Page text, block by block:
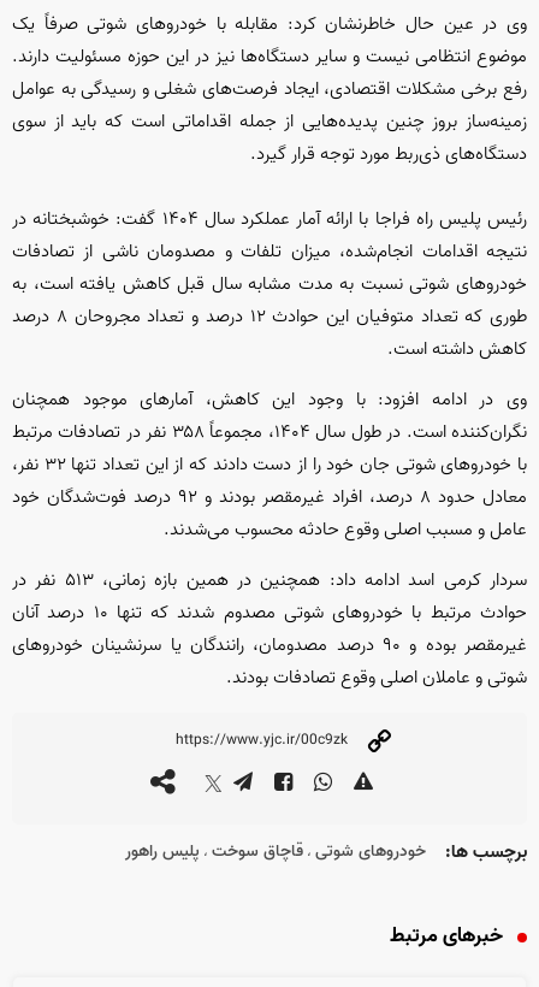
وی در عین حال خاطرنشان کرد: مقابله با خودروهای شوتی صرفاً یک
موضوع انتظامی نیست و سایر دستگاه‌ها نیز در این حوزه مسئولیت دارند.
رفع برخی مشکلات اقتصادی، ایجاد فرصت‌های شغلی و رسیدگی به عوامل
زمینه‌ساز بروز چنین پدیده‌هایی از جمله اقداماتی است که باید از سوی
دستگاه‌های ذی‌ربط مورد توجه قرار گیرد.
رئیس پلیس راه فراجا با ارائه آمار عملکرد سال ۱۴۰۴ گفت: خوشبختانه در
نتیجه اقدامات انجام‌شده، میزان تلفات و مصدومان ناشی از تصادفات
خودروهای شوتی نسبت به مدت مشابه سال قبل کاهش یافته است، به
طوری که تعداد متوفیان این حوادث ۱۲ درصد و تعداد مجروحان ۸ درصد
کاهش داشته است.
وی در ادامه افزود: با وجود این کاهش، آمارهای موجود همچنان
نگران‌کننده است. در طول سال ۱۴۰۴، مجموعاً ۳۵۸ نفر در تصادفات مرتبط
با خودروهای شوتی جان خود را از دست دادند که از این تعداد تنها ۳۲ نفر،
معادل حدود ۸ درصد، افراد غیرمقصر بودند و ۹۲ درصد فوت‌شدگان خود
عامل و مسبب اصلی وقوع حادثه محسوب می‌شدند.
سردار کرمی اسد ادامه داد: همچنین در همین بازه زمانی، ۵۱۳ نفر در
حوادث مرتبط با خودروهای شوتی مصدوم شدند که تنها ۱۰ درصد آنان
غیرمقصر بوده و ۹۰ درصد مصدومان، رانندگان یا سرنشینان خودروهای
شوتی و عاملان اصلی وقوع تصادفات بودند.
برچسب ها: خودروهای شوتی ، قاچاق سوخت ، پلیس راهور
خبرهای مرتبط